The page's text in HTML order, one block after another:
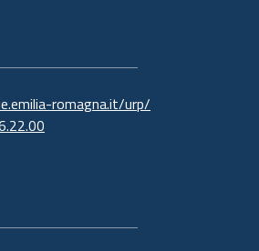
romagna.it/urp/